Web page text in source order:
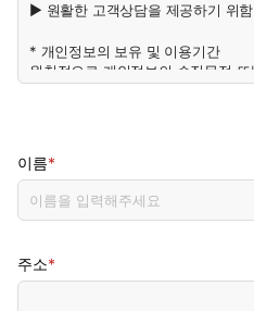
▶ 원활한 고객상담을 제공하기 위함
* 개인정보의 보유 및 이용기간
원칙적으로 개인정보의 수집목적
다만, 전자상거래 등에서의 소비자
이름*
주소*